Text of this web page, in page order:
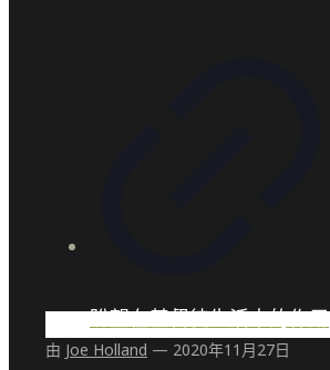
由 Joe Holland — 2020年11月27日
盼望在基督徒生活中的作用